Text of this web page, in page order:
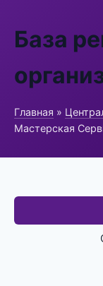
База
Главная »
Мастерская